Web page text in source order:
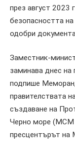
през август 2023
безопасността
одобри
Заместник-
заминава днес
подпише
правителствата
създаване на
Черно море (МСМ
пресцентърът на